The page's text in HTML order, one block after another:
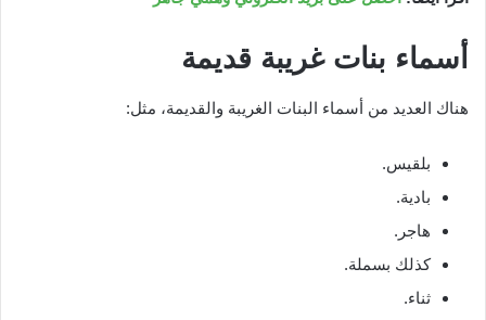
أسماء بنات غريبة قديمة
هناك العديد من أسماء البنات الغريبة والقديمة، مثل:
بلقيس.
بادية.
هاجر.
كذلك بسملة.
ثناء.